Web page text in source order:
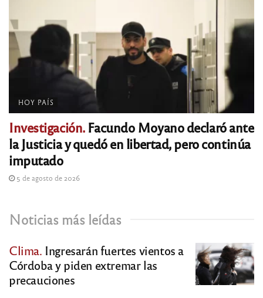
HOY PAÍS
Investigación.Facundo Moyano declaró ante
la Justicia y quedó en libertad, pero continúa
imputado
5 de agosto de 2026
Noticias más leídas
Clima. Ingresarán fuertes vientos a
Córdoba y piden extremar las
precauciones